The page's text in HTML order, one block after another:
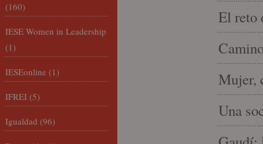
El reto
Mujer,
Una
(160)
IESE Women in Leadership
(1)
IESEonline (1)
IFREI (5)
Igualdad (96)